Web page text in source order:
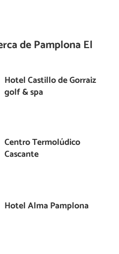
dePamplona El
Hotel Castillo de Gorraiz
golf & spa
Centro Termolúdico
Cascante
Hotel Alma Pamplona